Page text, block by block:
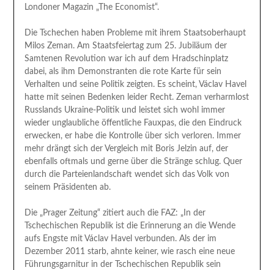
Londoner Magazin „The Economist“.
Die Tschechen haben Probleme mit ihrem Staatsoberhaupt
Milos Zeman. Am Staatsfeiertag zum 25. Jubiläum der
Samtenen Revolution war ich auf dem Hradschinplatz
dabei, als ihm Demonstranten die rote Karte für sein
Verhalten und seine Politik zeigten. Es scheint, Václav Havel
hatte mit seinen Bedenken leider Recht. Zeman verharmlost
Russlands Ukraine-Politik und leistet sich wohl immer
wieder unglaubliche öffentliche Fauxpas, die den Eindruck
erwecken, er habe die Kontrolle über sich verloren. Immer
mehr drängt sich der Vergleich mit Boris Jelzin auf, der
ebenfalls oftmals und gerne über die Stränge schlug. Quer
durch die Parteienlandschaft wendet sich das Volk von
seinem Präsidenten ab.
Die „Prager Zeitung“ zitiert auch die FAZ: „In der
Tschechischen Republik ist die Erinnerung an die Wende
aufs Engste mit Václav Havel verbunden. Als der im
Dezember 2011 starb, ahnte keiner, wie rasch eine neue
Führungsgarnitur in der Tschechischen Republik sein